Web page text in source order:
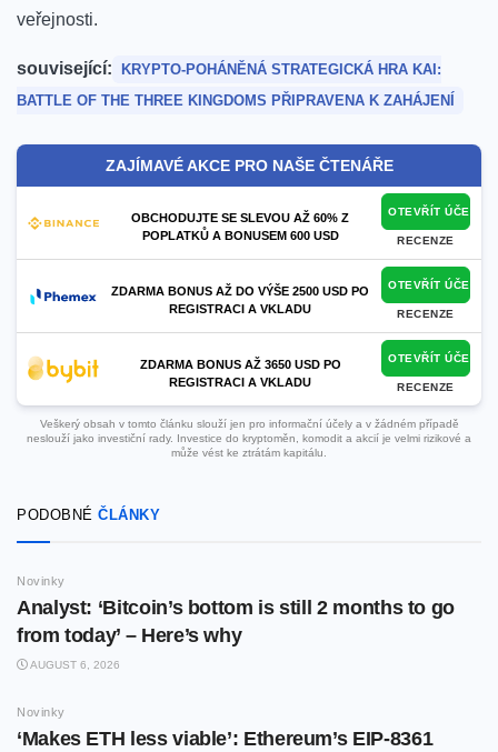
veřejnosti.
související:
KRYPTO-POHÁNĚNÁ ‌STRATEGICKÁ HRA KAI:
BATTLE OF THE ‍THREE KINGDOMS PŘIPRAVENA K⁤ ZAHÁJENÍ
ZAJÍMAVÉ AKCE PRO NAŠE ČTENÁŘE
OBCHODUJTE SE SLEVOU AŽ 60% Z
POPLATKŮ A BONUSEM 600 USD
OTEVŘÍT ÚČET
RECENZE
ZDARMA BONUS AŽ DO VÝŠE 2500 USD PO
REGISTRACI A VKLADU
OTEVŘÍT ÚČET
RECENZE
ZDARMA BONUS AŽ 3650 USD PO
REGISTRACI A VKLADU
OTEVŘÍT ÚČET
RECENZE
Veškerý obsah v tomto článku slouží jen pro informační účely a v žádném případě
neslouží jako investiční rady. Investice do kryptoměn, komodit a akcií je velmi rizikové a
může vést ke ztrátám kapitálu.
PODOBNÉ ČLÁNKY
Novinky
Analyst: ‘Bitcoin’s bottom is still 2 months to go
from today’ – Here’s why
AUGUST 6, 2026
Novinky
‘Makes ETH less viable’: Ethereum’s EIP-8361